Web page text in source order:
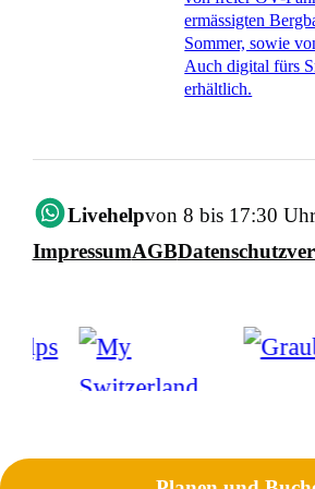
ermässigten
Sommer, sowie
Auch digital fürs
erhältlich.
Livehelpvon 8 bis 17:30 Uhr
ImpressumAGB